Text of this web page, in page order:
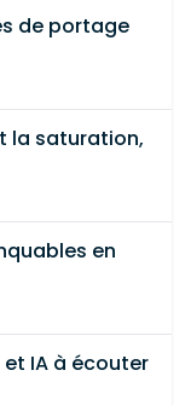
de portage
la saturation,
en
IA à écouter